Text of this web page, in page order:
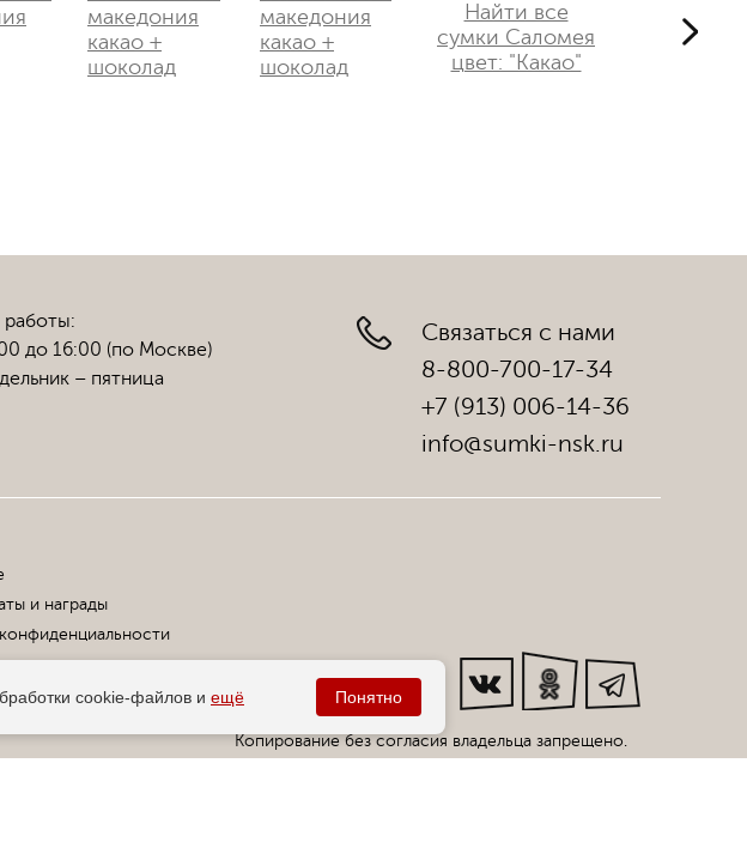
Найти все
сумки Саломея
цвет: "Какао"
до 16:00 (по Москве)
– пятница
Связаться с нами
8-800-700-17-34
+7 (913) 006-14-36
info@sumki-nsk.ru
и награды
Мы в соц. сетях:
Копирование без согласия владельца запрещено.
cookie-файлов и ещё Понятно